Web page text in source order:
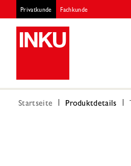
Privatkunde Fachkunde
Startseite Produktdetails